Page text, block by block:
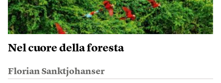
Nel cuore della foresta
Florian Sanktjohanser